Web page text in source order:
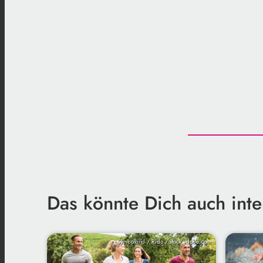
Das könnte Dich auch
Symbolbild / Rido / stock.adobe.com